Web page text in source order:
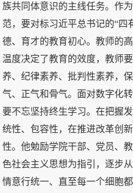
族共同体意识的主线任务。作
范，要对标习近平总书记的“四
德、育才的教育初心。教师的
温度决定了教育的效度，教师
养、纪律素养、批判性素养，
气、正气和骨气。面对数字化
要不忘坚持终生学习。在把握
统性、包容性，在推进改革创
性。他勉励学院干部、党员、
色社会主义思想为指引，逐步
情意行统一、直至每一个细胞